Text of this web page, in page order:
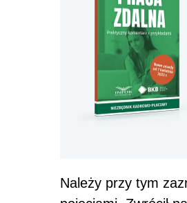
Należy przy tym